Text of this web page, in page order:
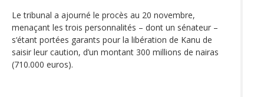
Le tribunal a ajourné le procès au 20 novembre,
menaçant les trois personnalités – dont un sénateur –
s‘étant portées garants pour la libération de Kanu de
saisir leur caution, d’un montant 300 millions de nairas
(710.000 euros).